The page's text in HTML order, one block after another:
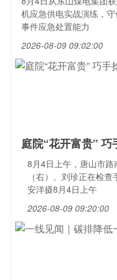
机应急供电实战演练，
事件应急处置能力
2026-08-09 09:02:00
庭院“花开富贵” 巧
8月4日上午，唐山市
（右）、刘珍正在检
安洋摄8月4日上午
2026-08-09 09:20:00